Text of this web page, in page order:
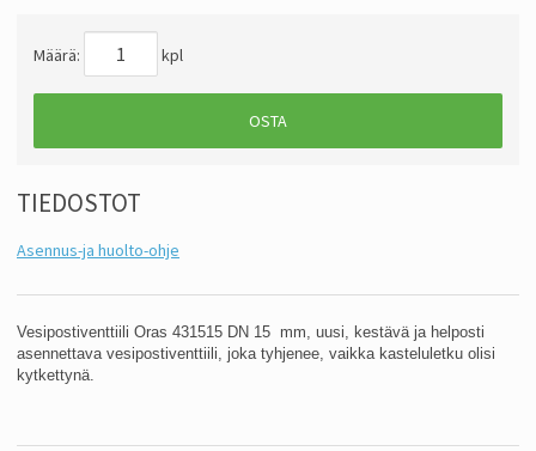
Määrä: kpl
OSTA
TIEDOSTOT
Asennus-ja huolto-ohje
Vesipostiventtiili Oras 431515 DN 15 mm, uusi, kestävä ja helposti
asennettava vesipostiventtiili, joka tyhjenee, vaikka kasteluletku olisi
kytkettynä.